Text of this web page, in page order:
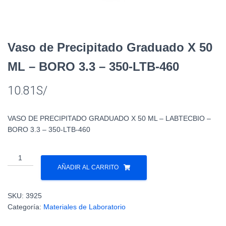
Vaso de Precipitado Graduado X 50
ML – BORO 3.3 – 350-LTB-460
10.81S/
VASO DE PRECIPITADO GRADUADO X 50 ML – LABTECBIO –
BORO 3.3 – 350-LTB-460
Vaso
de
Precipitado
X
50
AÑADIR AL CARRITO
SKU: 3925
Categoría: Materiales de Laboratorio